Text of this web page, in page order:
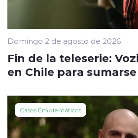
Domingo 2 de agosto de 2026
Fin de la teleserie:
en Chile para
Casos Emblemáticos